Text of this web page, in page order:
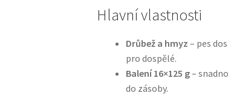
Hlavní vlastnosti
Drůbež a hmyz – pes
pro dospělé.
Balení 16×125 g–
do zásoby.